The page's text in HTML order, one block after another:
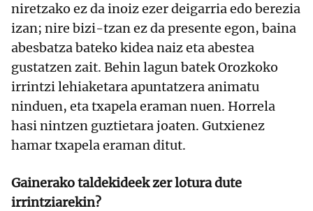
niretzako ez da inoiz ezer deigarria edo berezia
izan; nire bizi-tzan ez da presente egon, baina
abesbatza bateko kidea naiz eta abestea
gustatzen zait. Behin lagun batek Orozkoko
irrintzi lehiaketara apuntatzera animatu
ninduen, eta txapela eraman nuen. Horrela
hasi nintzen guztietara joaten. Gutxienez
hamar txapela eraman ditut.
Gainerako taldekideek zer lotura dute
irrintziarekin?